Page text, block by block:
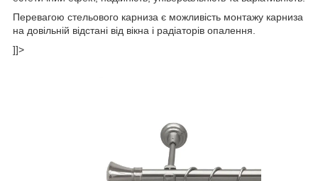
Перевагою стельового карниза є можливість монтажу карниза
на довільній відстані від вікна і радіаторів опалення.
]]>